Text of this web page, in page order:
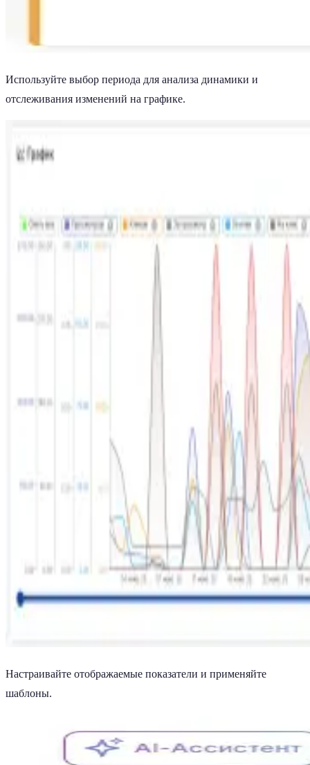
Используйте выбор периода для анализа динамики и
отслеживания изменений на графике.
Настраивайте отображаемые показатели и применяйте
шаблоны.